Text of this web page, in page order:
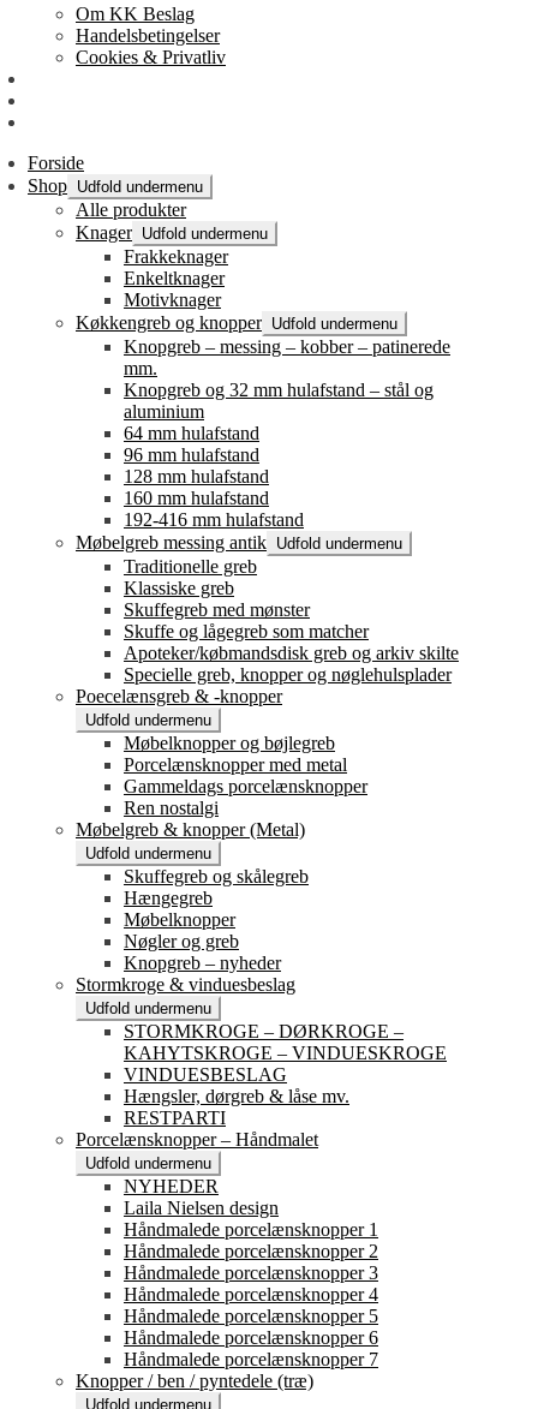
Om KK Beslag
Handelsbetingelser
Cookies & Privatliv
Forside
Shop Udfold undermenu
Alle produkter
Knager Udfold undermenu
Frakkeknager
Enkeltknager
Motivknager
Køkkengreb og knopper Udfold undermenu
Knopgreb – messing – kobber – patinerede
mm.
Knopgreb og 32 mm hulafstand – stål og
aluminium
64 mm hulafstand
96 mm hulafstand
128 mm hulafstand
160 mm hulafstand
192-416 mm hulafstand
Møbelgreb messing antik Udfold undermenu
Traditionelle greb
Klassiske greb
Skuffegreb med mønster
Skuffe og lågegreb som matcher
Apoteker/købmandsdisk greb og arkiv skilte
Specielle greb, knopper og nøglehulsplader
Poecelænsgreb & -knopper
Udfold undermenu
Møbelknopper og bøjlegreb
Porcelænsknopper med metal
Gammeldags porcelænsknopper
Ren nostalgi
Møbelgreb & knopper (Metal)
Udfold undermenu
Skuffegreb og skålegreb
Hængegreb
Møbelknopper
Nøgler og greb
Knopgreb – nyheder
Stormkroge & vinduesbeslag
Udfold undermenu
STORMKROGE – DØRKROGE –
KAHYTSKROGE – VINDUESKROGE
VINDUESBESLAG
Hængsler, dørgreb & låse mv.
RESTPARTI
Porcelænsknopper – Håndmalet
Udfold undermenu
NYHEDER
Laila Nielsen design
Håndmalede porcelænsknopper 1
Håndmalede porcelænsknopper 2
Håndmalede porcelænsknopper 3
Håndmalede porcelænsknopper 4
Håndmalede porcelænsknopper 5
Håndmalede porcelænsknopper 6
Håndmalede porcelænsknopper 7
Knopper / ben / pyntedele (træ)
Udfold undermenu